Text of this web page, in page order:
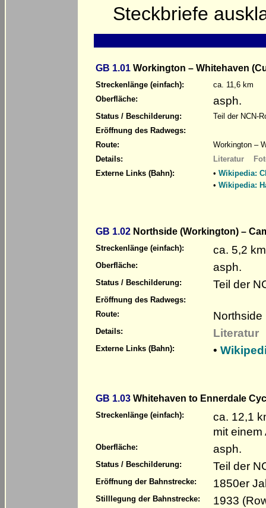
Steckbriefe
GB 1.01 Workington – Whitehaven
Streckenlänge (einfach):
ca. 11,6 km
Oberfläche:
asph.
Status / Beschilderung:
Teil der NCN-
Eröffnung des Radwegs:
Route:
Workington –
Details:
Literatur
Externe Links (Bahn):
• Wikipedia:
• Wikipedia:
GB 1.02 Northside (Workington) –
Streckenlänge (einfach): ca. 5,2 km
Oberfläche: asph.
Status / Beschilderung: Teil der
Eröffnung des Radwegs:
Route:
Northside
Details: Literatur
Externe Links (Bahn): •
GB 1.03 Whitehaven to Ennerdale
Streckenlänge (einfach):
ca. 12,1
mit einem
Oberfläche: asph.
Status / Beschilderung: Teil der
Eröffnung der Bahnstrecke: 1850er
Stilllegung der Bahnstrecke: 1933